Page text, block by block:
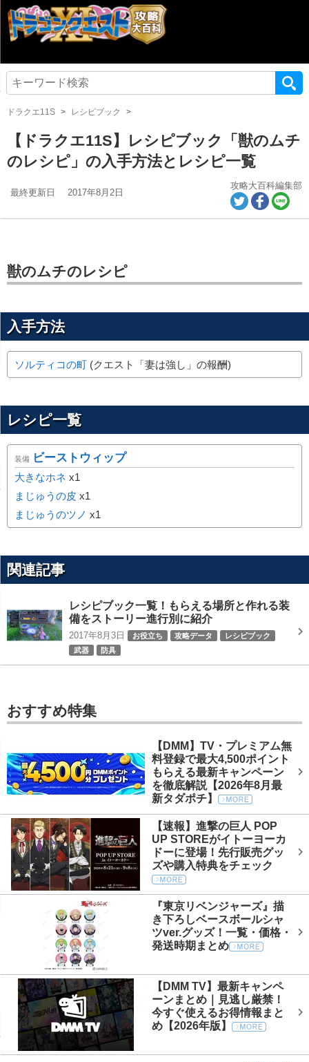
ドラクエ11S レシピブック
【ドラクエ11S】レシピブック「獣のムチ
のレシピ」の入手方法とレシピ一覧
最終更新日 2017年8月2日
攻略大百科編集部
獣のムチのレシピ
入手方法
ソルティコの町 (クエスト「妻は強し」の報酬)
レシピ一覧
装備 ビーストウィップ
大きなホネ x1
まじゅうの皮 x1
まじゅうのツノ x1
関連記事
レシピブック一覧！もらえる場所と作れる装
備をストーリー進行別に紹介
2017年8月3日 お役立ち 攻略データ
レシピブック
武器
防具
おすすめ特集
【DMM】TV・プレミアム無
料登録で最大4,500ポイント
もらえる最新キャンペーン
を徹底解説【2026年8月最
新タダポチ】
【速報】進撃の巨人 POP
UP STOREがイトーヨーカ
ドーに登場！先行販売グッ
ズや購入特典をチェック
『東京リベンジャーズ』描
き下ろしベースボールシャ
ツver.グッズ！一覧・価格・
発送時期まとめ
【DMM TV】最新キャンペ
ーンまとめ｜見逃し厳禁！
今すぐ使えるお得情報まと
め【2026年版】